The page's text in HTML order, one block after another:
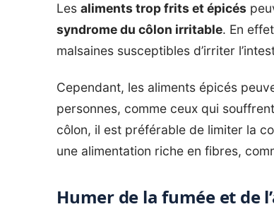
Les aliments trop frits et épicés
syndrome du côlon irritable. En
malsaines susceptibles d’irriter
Cependant, les aliments épicés
personnes, comme ceux qui
côlon, il est préférable de limiter la
une alimentation riche en fibres,
Humer de la fumée et de